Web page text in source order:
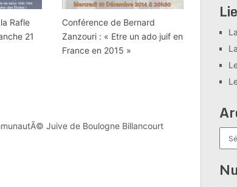
Rafle
21
Conférence de Bernard
Zanzouri : « Etre un ado juif en
France en 2015 »
Juive de Boulogne Billancourt